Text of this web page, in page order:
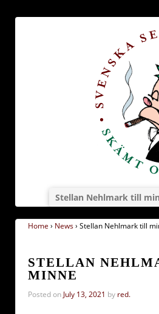
Stellan Nehlmark till
Home › News› Stellan Nehlmark till
STELLAN
MINNE
Posted on July 13, 2021 by red.